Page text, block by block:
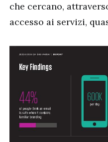
che cercano,
accesso ai servizi,